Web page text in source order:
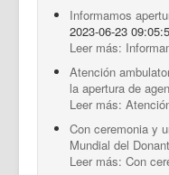
Informamos
2023-06-23
Leer más:
Atención
la apertura de
Leer más:
Con ceremonia y
Mundial del
Leer más: Con